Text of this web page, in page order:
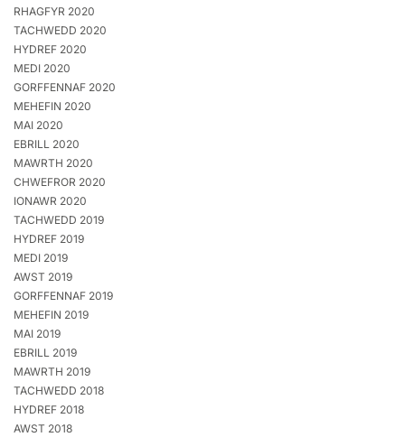
RHAGFYR 2020
TACHWEDD 2020
HYDREF 2020
MEDI 2020
GORFFENNAF 2020
MEHEFIN 2020
MAI 2020
EBRILL 2020
MAWRTH 2020
CHWEFROR 2020
IONAWR 2020
TACHWEDD 2019
HYDREF 2019
MEDI 2019
AWST 2019
GORFFENNAF 2019
MEHEFIN 2019
MAI 2019
EBRILL 2019
MAWRTH 2019
TACHWEDD 2018
HYDREF 2018
AWST 2018